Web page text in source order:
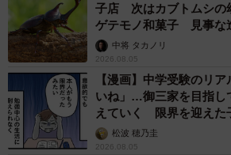
子店 次はカブトムシ
ゲテモノ和菓子 見事な
らいリアル」
中将 タカノリ
2026.08.05
【漫画】中学受験のリ
いね」…御三家を目指し
えていく 限界を迎えた
松波 穂乃圭
2026.08.05